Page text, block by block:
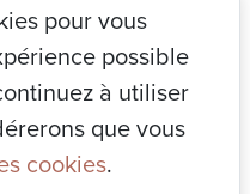
pour vous
possible
à utiliser
que vous
cookies.